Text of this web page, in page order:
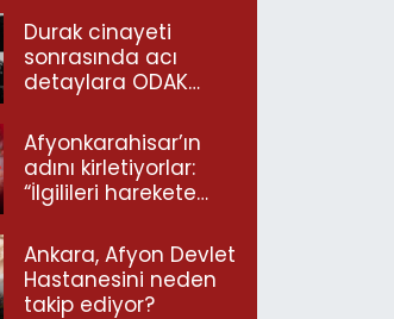
Durak cinayeti
sonrasında acı
detaylara ODAK
Afyonkarahisar’ın
adını kirletiyorlar:
“İlgilileri harekete
ediyoruz”
Ankara, Afyon Devlet
Hastanesini neden
takip ediyor?